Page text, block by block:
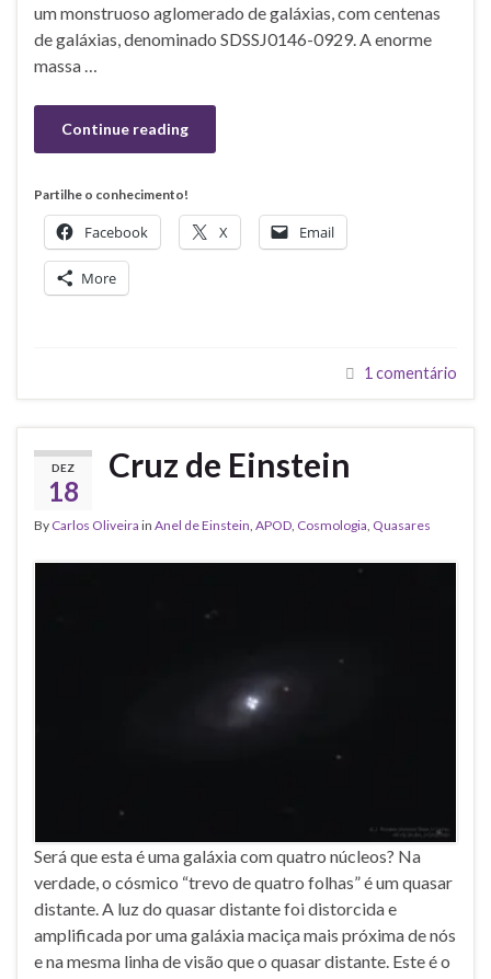
um monstruoso aglomerado de galáxias, com centenas
de galáxias, denominado SDSSJ0146-0929. A enorme
massa …
Continue reading
Partilhe o conhecimento!
Facebook X Email
More
1 comentário
DEZ
18
Cruz de Einstein
By Carlos Oliveira in Anel de Einstein APOD Cosmologia Quasares
Será que esta é uma galáxia com quatro núcleos? Na
verdade, o cósmico “trevo de quatro folhas” é um quasar
distante. A luz do quasar distante foi distorcida e
amplificada por uma galáxia maciça mais próxima de nós
e na mesma linha de visão que o quasar distante. Este é o